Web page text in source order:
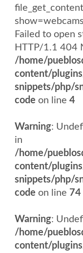
Failed to open
HTTP/1.1 404
/home/
content/
snippets/php/
code on line 4
Warning:
in
/home/
content/
snippets/php/
code on line 74
Warning:
/home/
content/